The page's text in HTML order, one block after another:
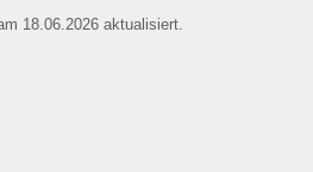
und ist nicht
18.06.2026 aktualisiert.